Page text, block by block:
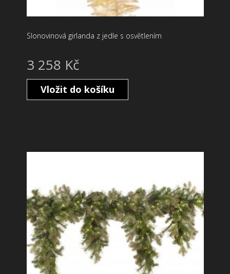
Slonovinová girlanda z jedle s osvětlením
3 258 Kč
Vložit do košíku